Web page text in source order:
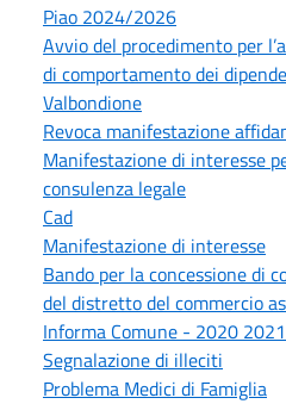
Piao 2024/2026
Avvio del procedimento per
di comportamento dei
Valbondione
Revoca manifestazione
Manifestazione di interesse
consulenza legale
Cad
Manifestazione di interesse
Bando per la concessione di
del distretto del commercio
Informa Comune - 2020
Segnalazione di illeciti
Problema Medici di Famiglia